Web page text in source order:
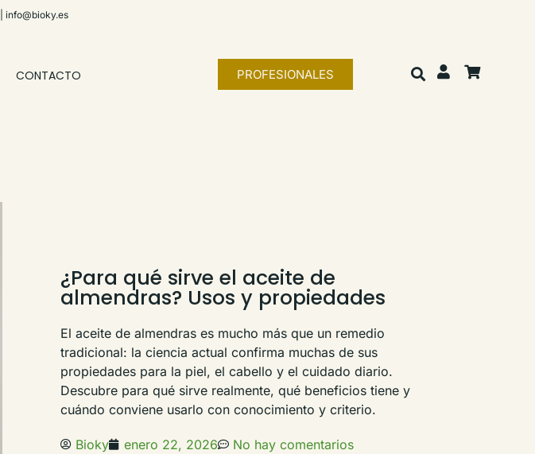
info@bioky.es
CONTACTO PROFESIONALES
¿Para qué sirve el aceite de
almendras? Usos y propiedades
El aceite de almendras es mucho más que un remedio
tradicional: la ciencia actual confirma muchas de sus
propiedades para la piel, el cabello y el cuidado diario.
Descubre para qué sirve realmente, qué beneficios tiene y
cuándo conviene usarlo con conocimiento y criterio.
Bioky enero 22, 2026 No hay comentarios